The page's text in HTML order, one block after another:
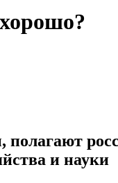
и науки